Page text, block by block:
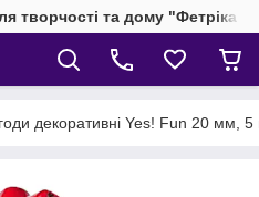
творчості та дому "Фетріка"
декоративні Yes! Fun 20 мм, 5